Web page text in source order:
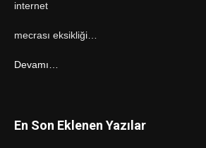
internet
mecrası eksikliği…
Devamı…
En Son Eklenen Yazılar